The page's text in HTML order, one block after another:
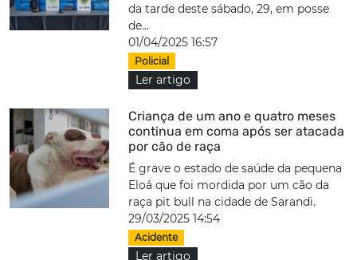
da tarde deste sábado, 29, em posse
de...
01/04/2025 16:57
Policial
Ler artigo
Criança de um ano e quatro meses
continua em coma após ser atacada
por cão de raça
É grave o estado de saúde da pequena
Eloá que foi mordida por um cão da
raça pit bull na cidade de Sarandi.
29/03/2025 14:54
Acidente
Ler artigo